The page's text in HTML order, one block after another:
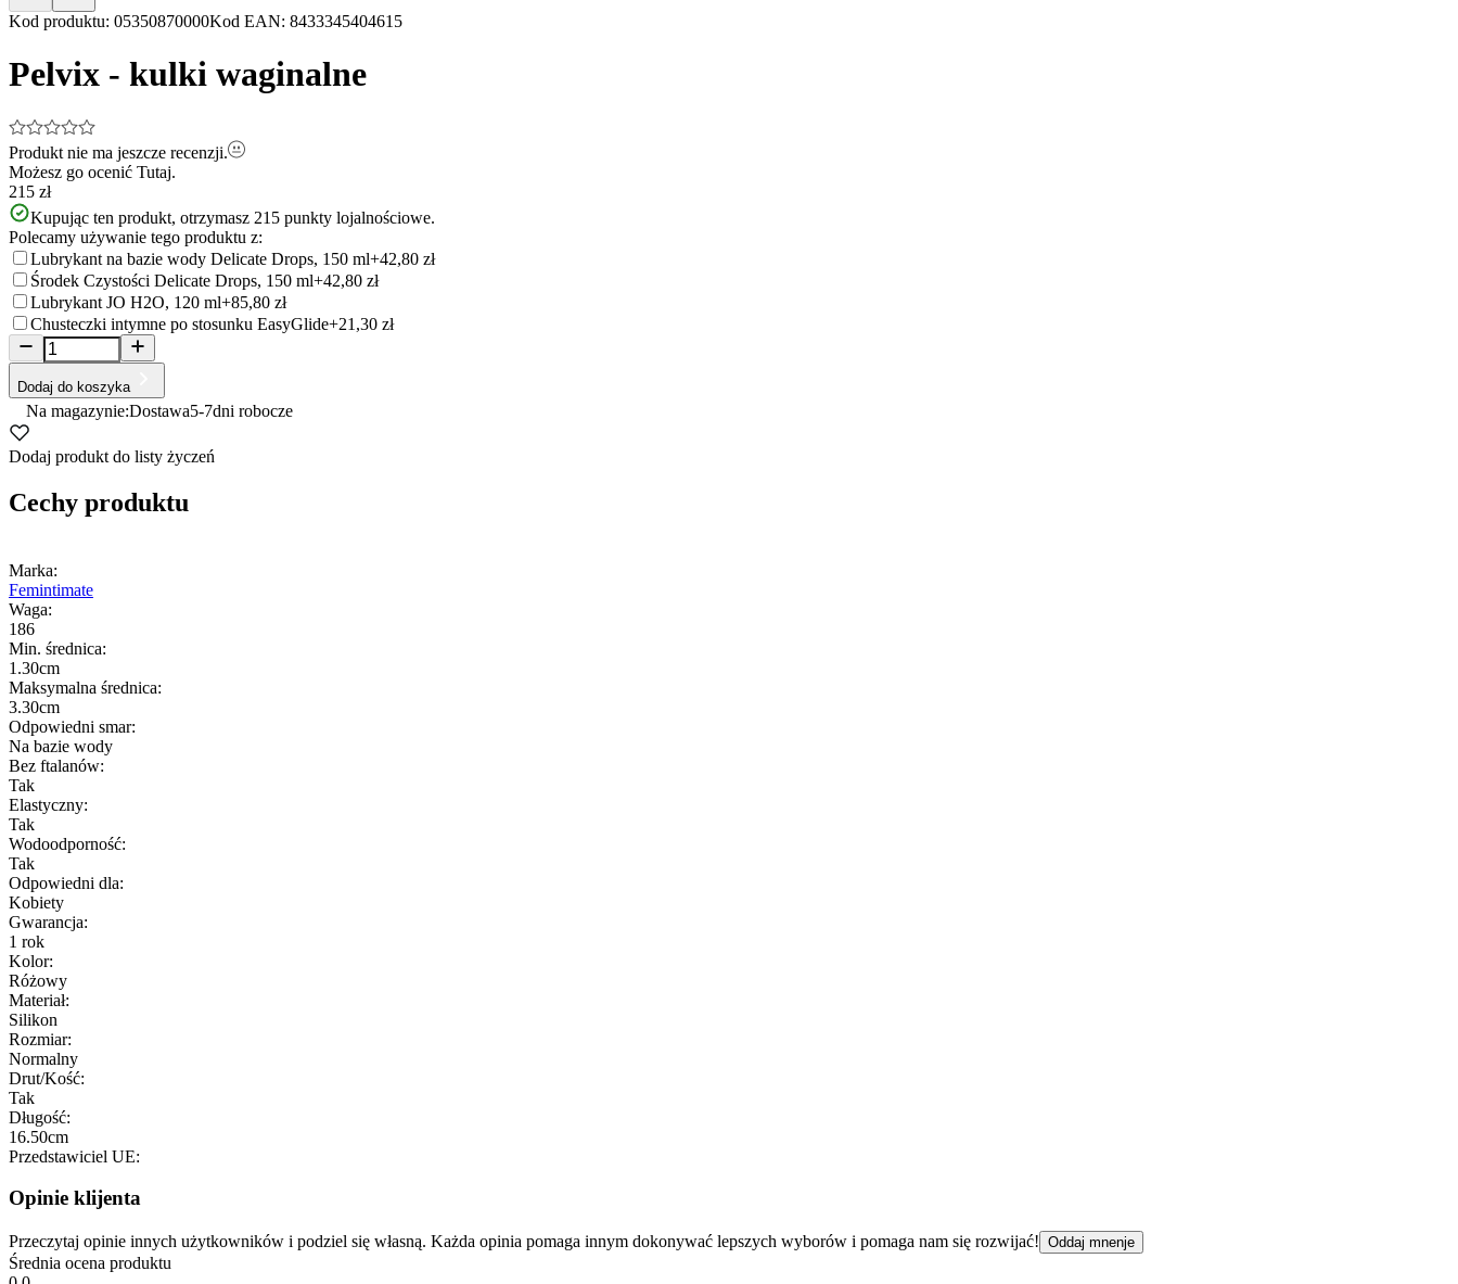
Item
of
Kod produktu: 05350870000Kod EAN: 8433345404615
Pelvix - kulki waginalne
Produkt nie ma jeszcze recenzji.
Możesz go ocenić Tutaj.
215 zł
Kupując ten produkt, otrzymasz 215 punkty lojalnościowe.
Polecamy używanie tego produktu z:
Lubrykant na bazie wody Delicate Drops, 150 ml+42,80 zł
Środek Czystości Delicate Drops, 150 ml+42,80 zł
Lubrykant JO H2O, 120 ml+85,80 zł
Chusteczki intymne po stosunku EasyGlide+21,30 zł
Dodaj do koszyka
Na magazynie:Dostawa5-7dni robocze
Dodaj produkt do listy życzeń
Cechy produktu
Marka:
Femintimate
Waga:
186
Min. średnica:
1.30cm
Maksymalna średnica:
3.30cm
Odpowiedni smar:
Na bazie wody
Bez ftalanów:
Tak
Elastyczny:
Tak
Wodoodporność:
Tak
Odpowiedni dla:
Kobiety
Gwarancja:
1 rok
Kolor:
Różowy
Materiał:
Silikon
Rozmiar:
Normalny
Drut/Kość:
Tak
Długość:
16.50cm
Przedstawiciel UE:
Opinie klijenta
Przeczytaj opinie innych użytkowników i podziel się własną. Każda opinia pomaga innym dokonywać lepszych wyborów i pomaga nam się rozwijać! Oddaj mnenje
Średnia ocena produktu